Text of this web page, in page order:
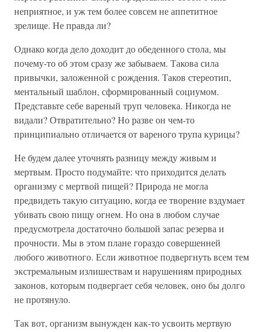
неприятное, и уж тем более совсем не аппетитное
зрелище. Не правда ли?
Однако когда дело доходит до обеденного стола, мы
почему-то об этом сразу же забываем. Такова сила
привычки, заложенной с рождения. Таков стереотип,
ментальный шаблон, сформированный социумом.
Представьте себе вареный труп человека. Никогда не
видали? Отвратительно? Но разве он чем-то
принципиально отличается от вареного трупа курицы?
Не будем далее уточнять разницу между живым и
мертвым. Просто подумайте: что приходится делать
организму с мертвой пищей? Природа не могла
предвидеть такую ситуацию, когда ее творение вздумает
убивать свою пищу огнем. Но она в любом случае
предусмотрела достаточно большой запас резерва и
прочности. Мы в этом плане гораздо совершенней
любого животного. Если животное подвергнуть всем тем
экстремальным излишествам и нарушениям природных
законов, которым подвергает себя человек, оно бы долго
не протянуло.
Так вот, организм вынужден как-то усвоить мертвую